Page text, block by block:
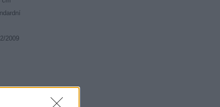
2009
(1030kg)